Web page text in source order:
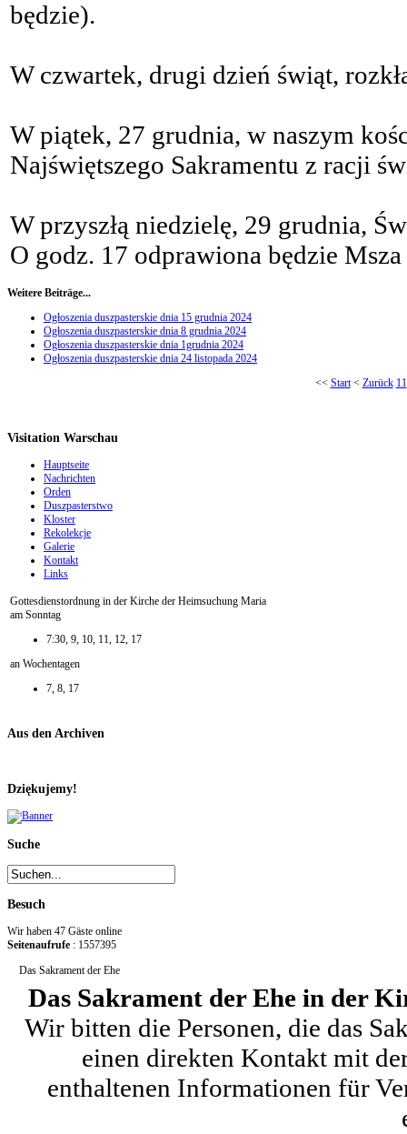
będzie).
W czwartek, drugi dzień świąt,
W piątek, 27 grudnia, w naszym
Najświętszego Sakramentu z racji
W przyszłą niedzielę, 29 grudnia,
O godz. 17 odprawiona będzie
Weitere Beiträge...
Ogłoszenia duszpasterskie dnia 15 grudnia 2024
Ogłoszenia duszpasterskie dnia 8 grudnia 2024
Ogłoszenia duszpasterskie dnia 1grudnia 2024
Ogłoszenia duszpasterskie dnia 24 listopada 2024
<< Start< Zurück 11
Visitation Warschau
Hauptseite
Nachrichten
Orden
Duszpasterstwo
Kloster
Rekolekcje
Galerie
Kontakt
Links
Gottesdienstordnung in der Kirche der Heimsuchung Maria
am Sonntag
7:30, 9, 10, 11, 12, 17
an Wochentagen
7, 8, 17
Aus den Archiven
Dziękujemy!
Suche
Besuch
Wir haben 47 Gäste online
Seitenaufrufe : 1557395
Das Sakrament der Ehe
Das Sakrament der Ehe in der
Wir bitten die Personen, die das
einen direkten Kontakt mit
enthaltenen Informationen für